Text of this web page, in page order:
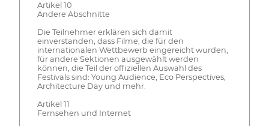
Artikel 10
Andere Abschnitte
Die Teilnehmer erklären sich damit
einverstanden, dass Filme, die für den
internationalen Wettbewerb eingereicht wurden,
für andere Sektionen ausgewählt werden
können, die Teil der offiziellen Auswahl des
Festivals sind: Young Audience, Eco Perspectives,
Architecture Day und mehr.
Artikel 11
Fernsehen und Internet